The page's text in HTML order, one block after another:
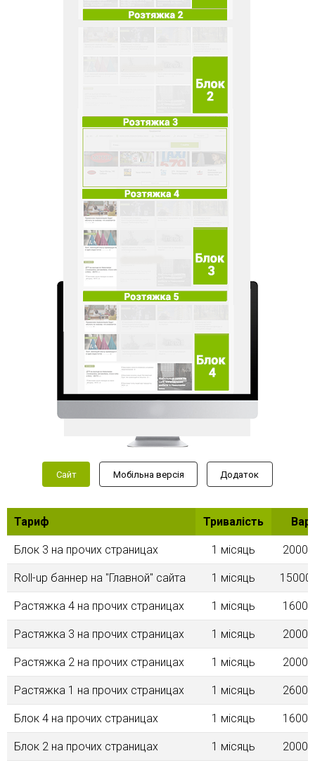
Сайт Мобільна версія Додаток
Тариф Тривалість
Блок 3 на прочих страницах 1 місяць
Roll-up баннер на "Главной" сайта 1 місяць
Растяжка 4 на прочих страницах 1 місяць
Растяжка 3 на прочих страницах 1 місяць
Растяжка 2 на прочих страницах 1 місяць
Растяжка 1 на прочих страницах 1 місяць
Блок 4 на прочих страницах 1 місяць
Блок 2 на прочих страницах 1 місяць